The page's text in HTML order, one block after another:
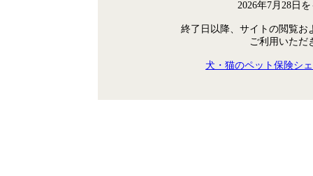
2026年7月28日
終了日以降、サイトの閲覧お
ご利用いただ
犬・猫のペット保険シ